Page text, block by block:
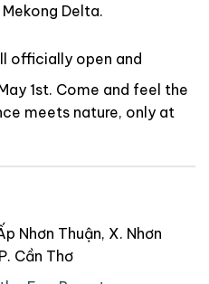
Delta.
officially open and
1st. Come and feel the
meets nature, only at
Nhơn Thuận, X. Nhơn
Cần Thơ